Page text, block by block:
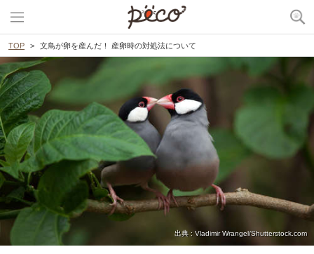
TOP 文鳥が卵を産んだ！ 産卵時の対処法について
出典 : Vladimir Wrangel/Shutterstock.com